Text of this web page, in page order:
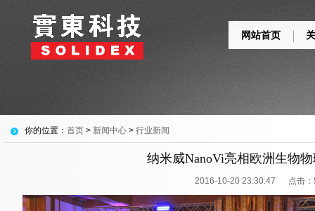
网站首页
你的位置： 首页 > 新闻中心 > 行业新闻
纳米威NanoVi亮相欧洲生物
2016-10-20 23:30:47 点击：